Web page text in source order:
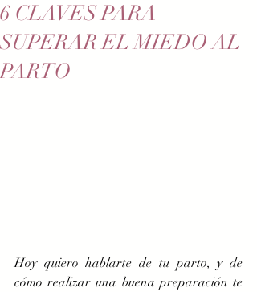
6 CLAVES PARA
SUPERAR EL MIEDO AL
PARTO
Hoy quiero hablarte de tu parto, y de
cómo realizar una buena preparación te